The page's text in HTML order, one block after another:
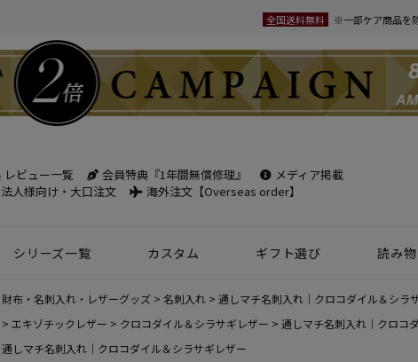
全国送料無料 ※一部ケア商品を
レビュー一覧 会員特典『1年間無償修理』
メディア掲載
法人様向け・大口注文
海外注文【Overseas order】
検索
名刺入れ
ウィメンズ 名刺入れ
スペシャルプライ
30mm幅
35mm幅
シリーズ一覧 カスタム
ギフト選び
読み物
財布・名刺入れ・レザーグッズ 名刺入れ
通しマチ名刺入れ｜クロコダイル＆シラ
エキゾチックレザー クロコダイル＆シラサギレザー
通しマチ名刺入れ｜クロコ
通しマチ名刺入れ｜クロコダイル＆シラサギレザー